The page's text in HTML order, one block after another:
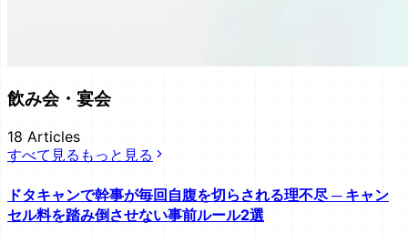
飲み会・宴会
18 Articles
すべて見る もっと見る
ドタキャンで幹事が毎回自腹を切らされる理不尽 ─ キャン
セル料を踏み倒させない事前ルール2選